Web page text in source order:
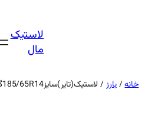
لاستیک
مال
خانه/بارز/ لاستیک(تایر)سایز185/65R14گلP648برند بارز